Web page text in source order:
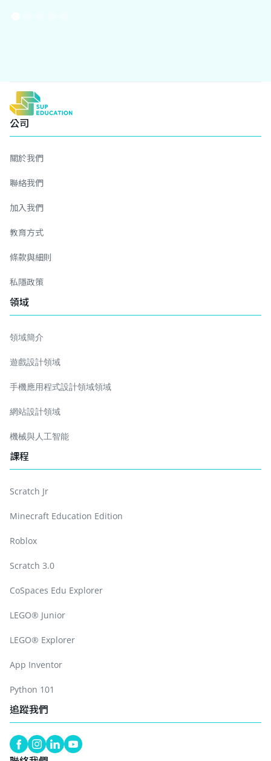
公司
關於我們
聯絡我們
加入我們
教育方式
條款與細則
私隱政策
領域
領域簡介
遊戲設計領域
手機應用程式設計領域領域
網站設計領域
機械與人工智能
課程
Scratch Jr
Minecraft Education Edition
Roblox
Scratch 3.0
CoSpaces Edu Explorer
LEGO® Junior
LEGO® Explorer
App Inventor
Python 101
追蹤我們